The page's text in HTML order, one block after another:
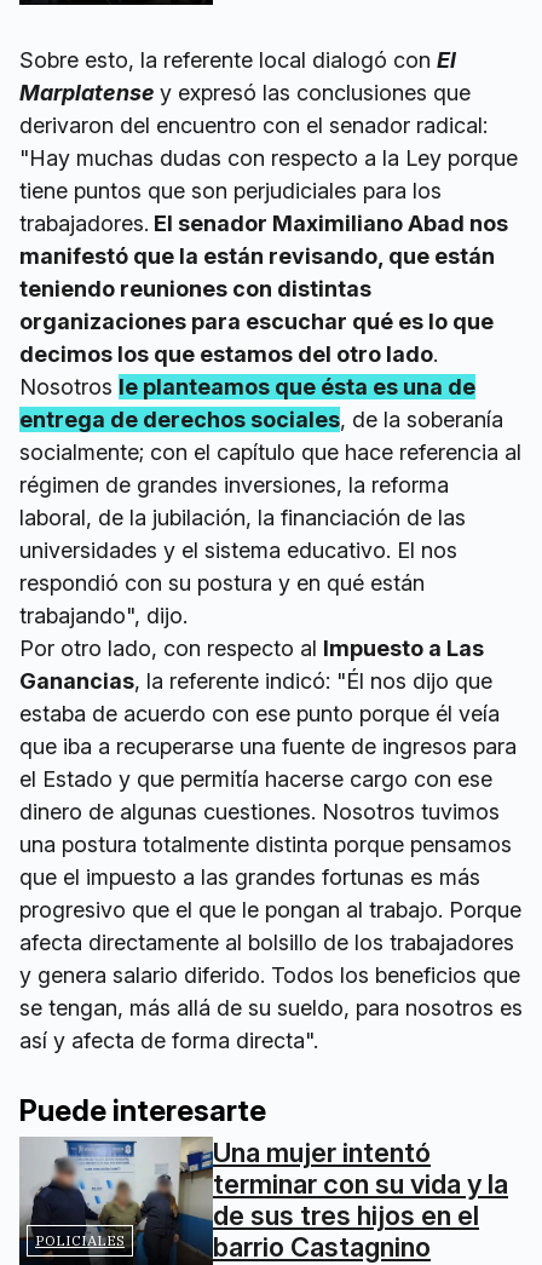
Sobre esto, la referente local dialogó con El
Marplatense y expresó las conclusiones que
derivaron del encuentro con el senador radical:
"Hay muchas dudas con respecto a la Ley porque
tiene puntos que son perjudiciales para los
trabajadores. El senador Maximiliano Abad nos
manifestó que la están revisando, que están
teniendo reuniones con distintas
organizaciones para escuchar qué es lo que
decimos los que estamos del otro lado.
Nosotros le planteamos que ésta es una de
entrega de derechos sociales, de la soberanía
socialmente; con el capítulo que hace referencia al
régimen de grandes inversiones, la reforma
laboral, de la jubilación, la financiación de las
universidades y el sistema educativo. El nos
respondió con su postura y en qué están
trabajando", dijo.
Por otro lado, con respecto al Impuesto a Las
Ganancias, la referente indicó: "Él nos dijo que
estaba de acuerdo con ese punto porque él veía
que iba a recuperarse una fuente de ingresos para
el Estado y que permitía hacerse cargo con ese
dinero de algunas cuestiones. Nosotros tuvimos
una postura totalmente distinta porque pensamos
que el impuesto a las grandes fortunas es más
progresivo que el que le pongan al trabajo. Porque
afecta directamente al bolsillo de los trabajadores
y genera salario diferido. Todos los beneficios que
se tengan, más allá de su sueldo, para nosotros es
así y afecta de forma directa".
Puede interesarte
POLICIALES
Una mujer intentó
terminar con su vida y la
de sus tres hijos en el
barrio Castagnino